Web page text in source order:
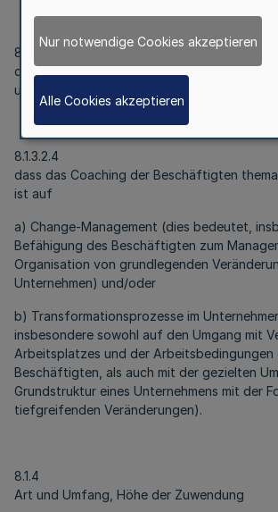
8.1.3.2.3
dass das Coaching von einem vom
unabhängigen Dritten durchgeführt wird.
8.1.3.2.4
dass das Coaching der Beschäftigten
ist auf
a) Change-Management (dies bedeutet,
Befähigung des Beschäftigten zum
Organisation von grundlegenden
Unternehmen) und/oder
b) Transformationsprozesse im
insbesondere sowohl auf den Umgang mit
Arbeitsplatzes und der Arbeitsbedingungen
Beschäftigten, als auch mit der gezielten
Grundstruktur eines Unternehmens mit der
tiefgreifenden Veränderungen).
8.1.4
Art und Umfang, Höhe der Zuwendung
Nur notwendige Cookies akzeptieren
Alle Cookies akzeptieren